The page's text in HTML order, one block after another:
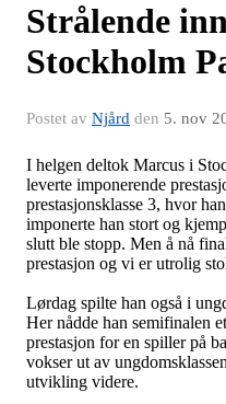
Strålende
Stockholm
Postet av Njård den 5. nov
I helgen deltok Marcus i
leverte imponerende
prestasjonsklasse 3, hvor
imponerte han stort og
slutt ble stopp. Men å nå
prestasjon og vi er utrolig
Lørdag spilte han også i
Her nådde han semifinalen
prestasjon for en spiller på
vokser ut av
utvikling videre.